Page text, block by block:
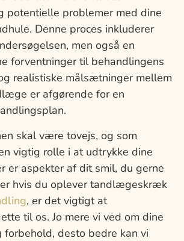
potentielle problemer med dine
Denne proces inkluderer
men også en
forventninger til behandlingens
realistiske målsætninger mellem
er afgørende for en
skal være tovejs, og som
vigtig rolle i at udtrykke dine
er aspekter af dit smil, du gerne
hvis du oplever tandlægeskræk
, er det vigtigt at
til os. Jo mere vi ved om dine
desto bedre kan vi